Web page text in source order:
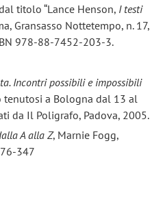
titolo “Lance Henson, I testi
Gransasso Nottetempo, n. 17,
978-88-7452-203-3.
Incontri possibili e impossibili
tenutosi a Bologna dal 13 al
da Il Poligrafo, Padova, 2005.
A alla Z, Marnie Fogg,
347